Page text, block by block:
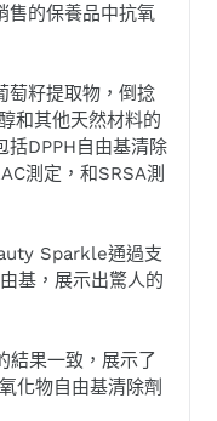
售的保養品中抗氧
萄籽提取物，倒捻
和其他天然材料的
括DPPH自由基清除
測定，和SRSA測
Sparkle通過支
基，展示出驚人的
果一致，展示了
化物自由基清除劑